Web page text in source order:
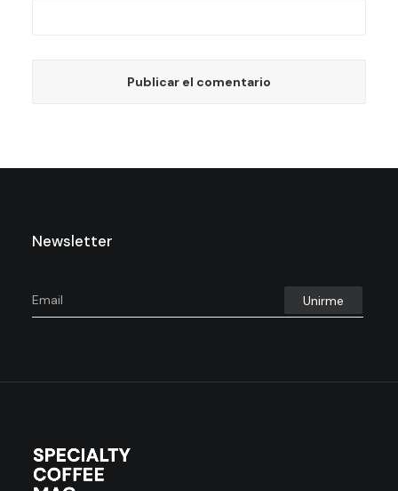
Newsletter